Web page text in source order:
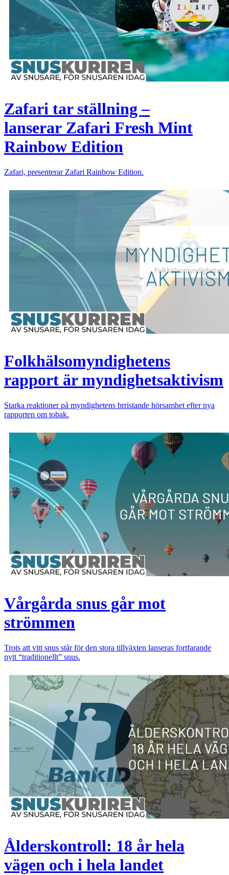
Zafari tar ställning –
lanserar Zafari Fresh Mint
Rainbow Edition
Zafari, presenterar Zafari Rainbow Edition.
Folkhälsomyndighetens
rapport är myndighetsaktivism
Starka reaktioner på myndighetens brristande hörsamhet efter nya
rapporten om tobak.
Vårgårda snus går mot
strömmen
Trots att vitt snus står för den stora tillväxten lanseras fortfarande
nytt “traditionellt” snus.
Ålderskontroll: 18 år hela
vägen och i hela landet